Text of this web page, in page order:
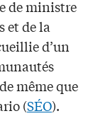
de ministre
et de la
d’un
même que
(SÉO).